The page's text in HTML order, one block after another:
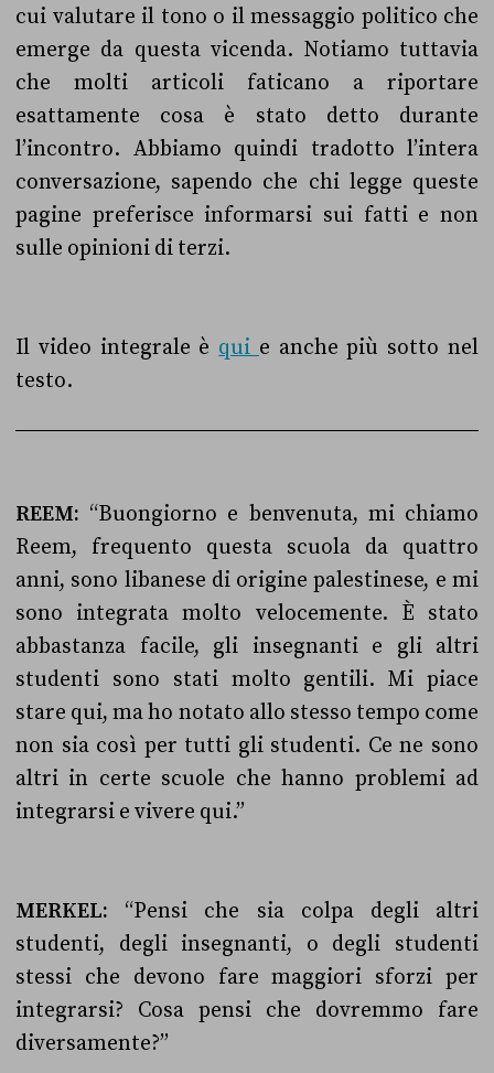
cui valutare il tono o il messaggio politico che
emerge da questa vicenda. Notiamo tuttavia
che molti articoli faticano a riportare
esattamente cosa è stato detto durante
l’incontro. Abbiamo quindi tradotto l’intera
conversazione, sapendo che chi legge queste
pagine preferisce informarsi sui fatti e non
sulle opinioni di terzi.
Il video integrale è qui e anche più sotto nel
testo.
REEM: “Buongiorno e benvenuta, mi chiamo
Reem, frequento questa scuola da quattro
anni, sono libanese di origine palestinese, e mi
sono integrata molto velocemente. È stato
abbastanza facile, gli insegnanti e gli altri
studenti sono stati molto gentili. Mi piace
stare qui, ma ho notato allo stesso tempo come
non sia così per tutti gli studenti. Ce ne sono
altri in certe scuole che hanno problemi ad
integrarsi e vivere qui.”
MERKEL: “Pensi che sia colpa degli altri
studenti, degli insegnanti, o degli studenti
stessi che devono fare maggiori sforzi per
integrarsi? Cosa pensi che dovremmo fare
diversamente?”